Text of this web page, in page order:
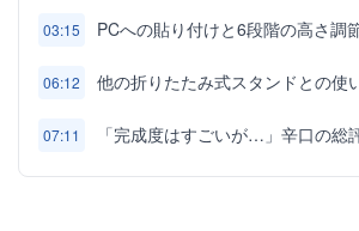
03:15 PCへの貼り付けと6段階の高さ調
06:12 他の折りたたみ式スタンドとの使
07:11 「完成度はすごいが…」辛口の総